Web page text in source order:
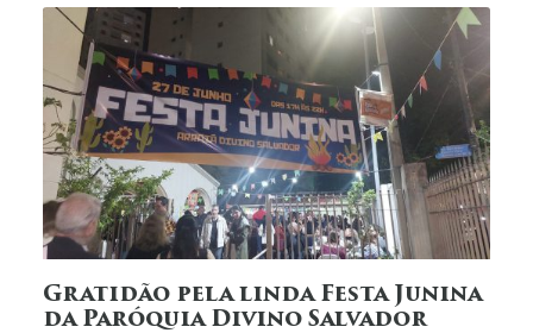
Gratidão pela linda Festa Junina
da Paróquia Divino Salvador